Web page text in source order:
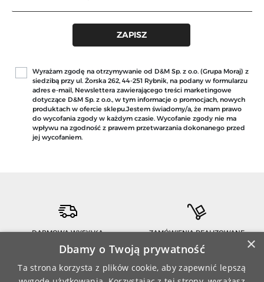
Wyrażam zgodę na otrzymywanie od D&M Sp. z o.o. (Grupa Moraj) z
siedzibą przy ul. Żorska 262, 44-251 Rybnik, na podany w formularzu
adres e-mail, Newslettera zawierającego treści marketingowe
dotyczące D&M Sp. z o.o., w tym informacje o promocjach, nowych
produktach w ofercie sklepu.Jestem świadomy/a, że mam prawo
do wycofania zgody w każdym czasie. Wycofanie zgody nie ma
wpływu na zgodność z prawem przetwarzania dokonanego przed
jej wycofaniem.
DARMOWA WYSYŁKA
ZAMÓWIENIA REALIZOWANE
×
Dbamy o Twoją prywatność
Ta strona korzysta z plików cookie, aby zapewnić lepszą